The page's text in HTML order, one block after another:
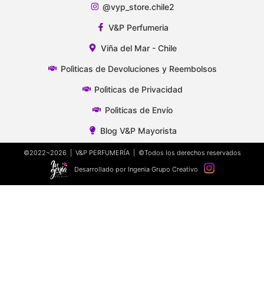
@vyp_store.chile2
V&P Perfumeria
Viña del Mar - Chile
Polìticas de Devoluciones y Reembolsos
Polìticas de Privacidad
Polìticas de Envío
Blog V&P Mayorista
©2022~2026 | V&P PERFUMERÍA | ©Todos los derechos reservados
Desarrollado por Ingenia Grupo Creativo